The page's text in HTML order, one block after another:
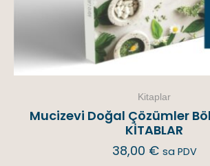
Kitaplar
Mucizevi Doğal Çözümler
KİTABLAR
38,00 € sa PDV